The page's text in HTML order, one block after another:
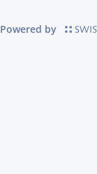
Powered by